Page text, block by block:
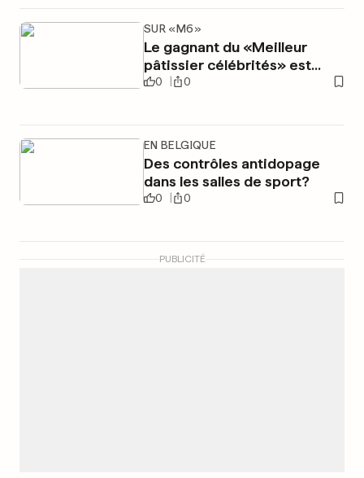
SUR «M6»
Le gagnant du «Meilleur
pâtissier célébrités» est...
0 0
EN BELGIQUE
Des contrôles antidopage
dans les salles de sport?
0 0
PUBLICITÉ